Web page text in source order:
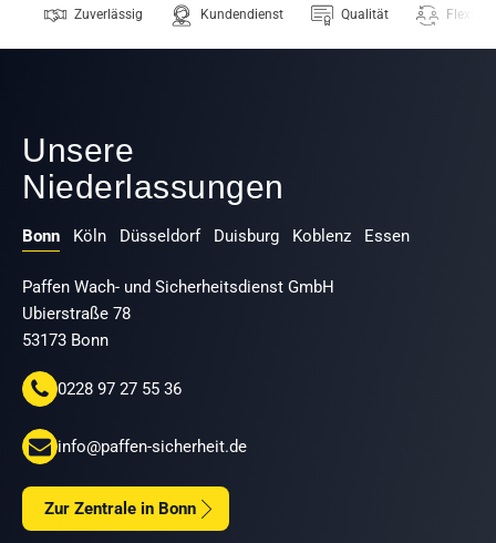
Zuverlässig Kundendienst Qualität
Unsere
Niederlassungen
Bonn Köln Düsseldorf Duisburg Koblenz Essen
Paffen Wach- und Sicherheitsdienst GmbH
Ubierstraße 78
53173 Bonn
0228 97 27 55 36
info@paffen-sicherheit.de
Zur Zentrale in Bonn